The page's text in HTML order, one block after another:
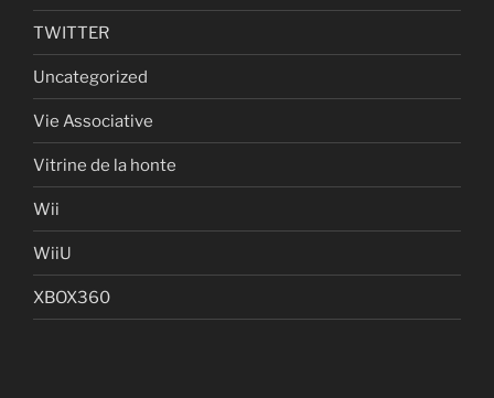
TWITTER
Uncategorized
Vie Associative
Vitrine de la honte
Wii
WiiU
XBOX360